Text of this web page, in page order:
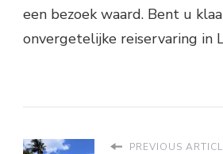
een bezoek waard. Bent u
onvergetelijke reiservaring in
PREVIOUS